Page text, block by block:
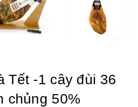
Tết -1 cây đùi 36
chủng 50%